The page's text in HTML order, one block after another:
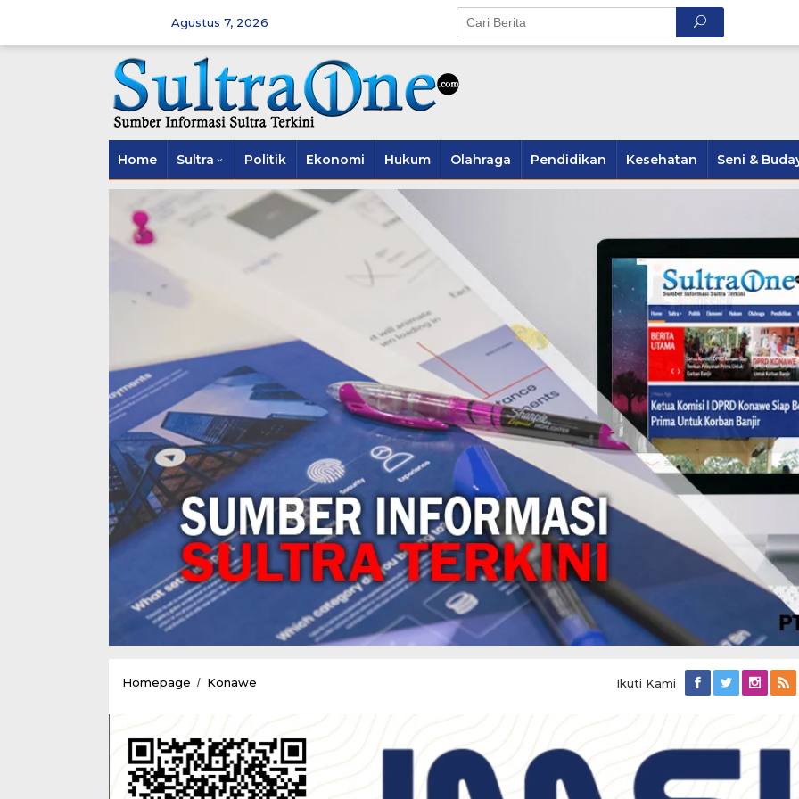
Agustus 7, 2026
Home Sultra Politik Ekonomi Hukum Olahraga Pendidikan Kesehatan Seni &
Homepage / Konawe
&
Kuningan
Bersama
Ketua
Ikuti Kami